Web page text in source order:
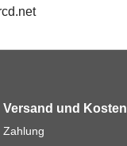
Versand und Kosten
Zahlung